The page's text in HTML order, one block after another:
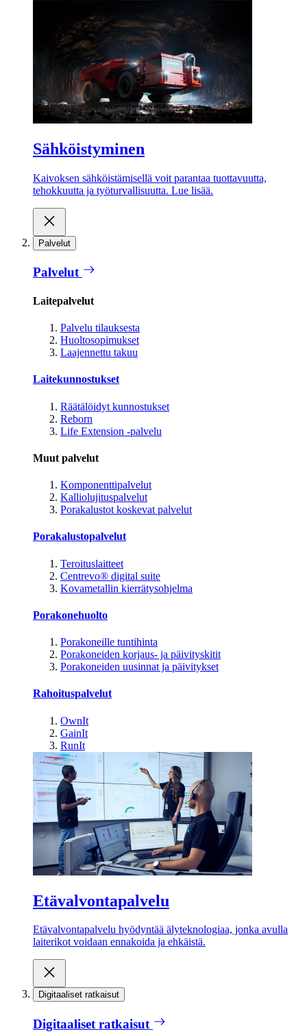
Sähköistyminen
Kaivoksen sähköistämisellä voit parantaa tuottavuutta,
tehokkuutta ja työturvallisuutta. Lue lisää.
Palvelut
Palvelut
Laitepalvelut
Palvelu tilauksesta
Huoltosopimukset
Laajennettu takuu
Laitekunnostukset
Räätälöidyt kunnostukset
Reborn
Life Extension -palvelu
Muut palvelut
Komponenttipalvelut
Kalliolujituspalvelut
Porakalustot koskevat palvelut
Porakalustopalvelut
Teroituslaitteet
Centrevo® digital suite
Kovametallin kierrätysohjelma
Porakonehuolto
Porakoneille tuntihinta
Porakoneiden korjaus- ja päivityskitit
Porakoneiden uusinnat ja päivitykset
Rahoituspalvelut
OwnIt
GainIt
RunIt
Etävalvontapalvelu
Etävalvontapalvelu hyödyntää älyteknologiaa, jonka avulla
laiterikot voidaan ennakoida ja ehkäistä.
Digitaaliset ratkaisut
Digitaaliset ratkaisut